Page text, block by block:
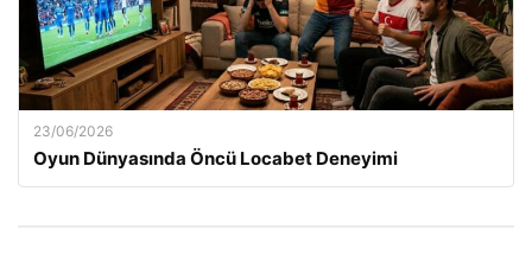
23/06/2026
Oyun Dünyasında Öncü Locabet Deneyimi